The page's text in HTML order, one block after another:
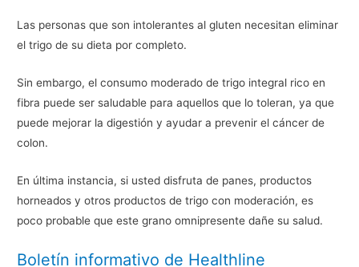
Las personas que son intolerantes al gluten necesitan eliminar
el trigo de su dieta por completo.
Sin embargo, el consumo moderado de trigo integral rico en
fibra puede ser saludable para aquellos que lo toleran, ya que
puede mejorar la digestión y ayudar a prevenir el cáncer de
colon.
En última instancia, si usted disfruta de panes, productos
horneados y otros productos de trigo con moderación, es
poco probable que este grano omnipresente dañe su salud.
Boletín informativo de Healthline